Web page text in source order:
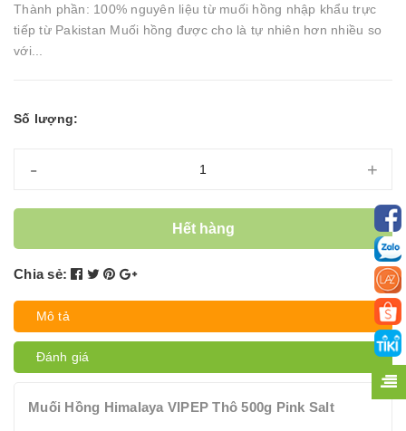
Thành phần: 100% nguyên liệu từ muối hồng nhập khẩu trực
tiếp từ Pakistan Muối hồng được cho là tự nhiên hơn nhiều so
với...
Số lượng:
- +
Hết hàng
Chia sẻ:
Mô tả
Đánh giá
Muối Hồng Himalaya VIPEP Thô 500g Pink Salt